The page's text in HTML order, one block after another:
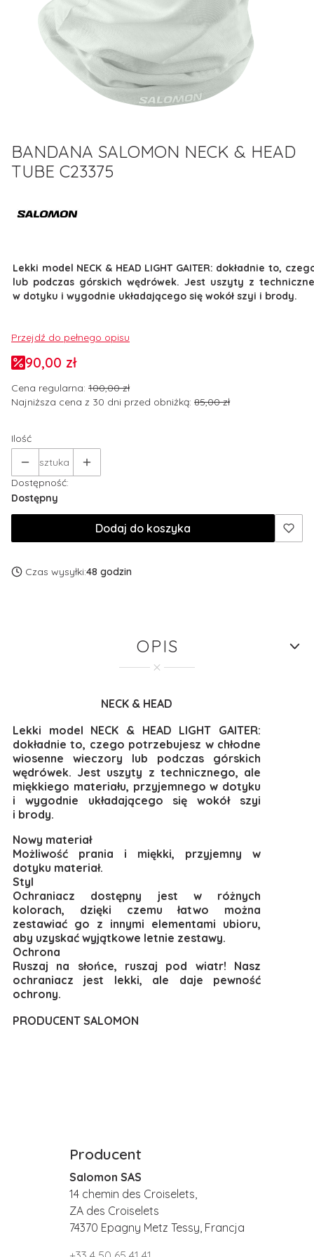
BANDANA SALOMON NECK & HEAD
TUBE C23375
Lekki model NECK & HEAD LIGHT GAITER: dokładnie to,
lub podczas górskich wędrówek. Jest uszyty z
w dotyku i wygodnie układającego się wokół szyi i brody.
Przejdź do pełnego opisu
90,00 zł
Cena regularna: 100,00 zł
Najniższa cena z 30 dni przed obniżką: 85,00 zł
Ilość
sztuka
Dostępność:
Dostępny
Dodaj do koszyka
Czas wysyłki:48 godzin
OPIS
NECK & HEAD
Lekki model NECK & HEAD LIGHT GAITER:
dokładnie to, czego potrzebujesz w chłodne
wiosenne wieczory lub podczas górskich
wędrówek. Jest uszyty z technicznego, ale
miękkiego materiału, przyjemnego w dotyku
i wygodnie układającego się wokół szyi
i brody.
Nowy materiał
Możliwość prania i miękki, przyjemny w
dotyku materiał.
Styl
Ochraniacz dostępny jest w różnych
kolorach, dzięki czemu łatwo można
zestawiać go z innymi elementami ubioru,
aby uzyskać wyjątkowe letnie zestawy.
Ochrona
Ruszaj na słońce, ruszaj pod wiatr! Nasz
ochraniacz jest lekki, ale daje pewność
ochrony.
PRODUCENT SALOMON
Producent
Salomon SAS
14 chemin des Croiselets,
ZA des Croiselets
74370 Epagny Metz Tessy, Francja